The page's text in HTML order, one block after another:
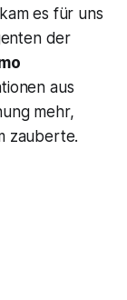
es für uns
der
aus
mehr,
zauberte.